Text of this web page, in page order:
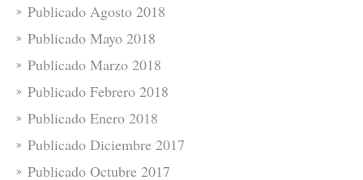
Publicado Agosto 2018
Publicado Mayo 2018
Publicado Marzo 2018
Publicado Febrero 2018
Publicado Enero 2018
Publicado Diciembre 2017
Publicado Octubre 2017